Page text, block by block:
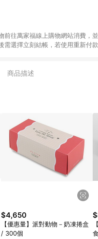
前往萬家福線上購物網站消費，
需選擇立刻結帳，若使用重新付
盛通生活事業股份有限公司方進
商品描述
$4,650
【優惠量】派對動物－奶凍捲盒
/ 300個